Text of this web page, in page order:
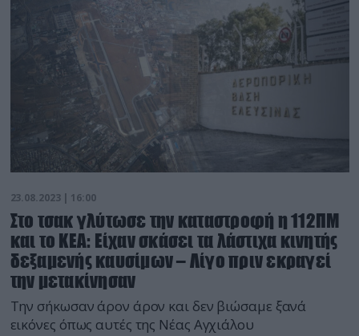
23.08.2023 | 16:00
Στο τσακ γλύτωσε την καταστροφή η 112ΠΜ
και το ΚΕΑ: Είχαν σκάσει τα λάστιχα κινητής
δεξαμενής καυσίμων – Λίγο πριν εκραγεί
την μετακίνησαν
Την σήκωσαν άρον άρον και δεν βιώσαμε ξανά
εικόνες όπως αυτές της Νέας Αγχιάλου